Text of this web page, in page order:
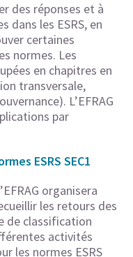
des réponses et à
les ESRS, en
certaines
normes. Les
en chapitres en
transversale,
L’EFRAG
par
ESRS SEC1
organisera
les retours des
de classification
activités
les normes ESRS